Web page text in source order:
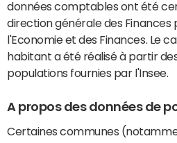
données comptables ont été
direction générale des Finances
l'Economie et des Finances. Le
habitant a été réalisé à partir
populations fournies par l'Insee.
A propos des données de
Certaines communes